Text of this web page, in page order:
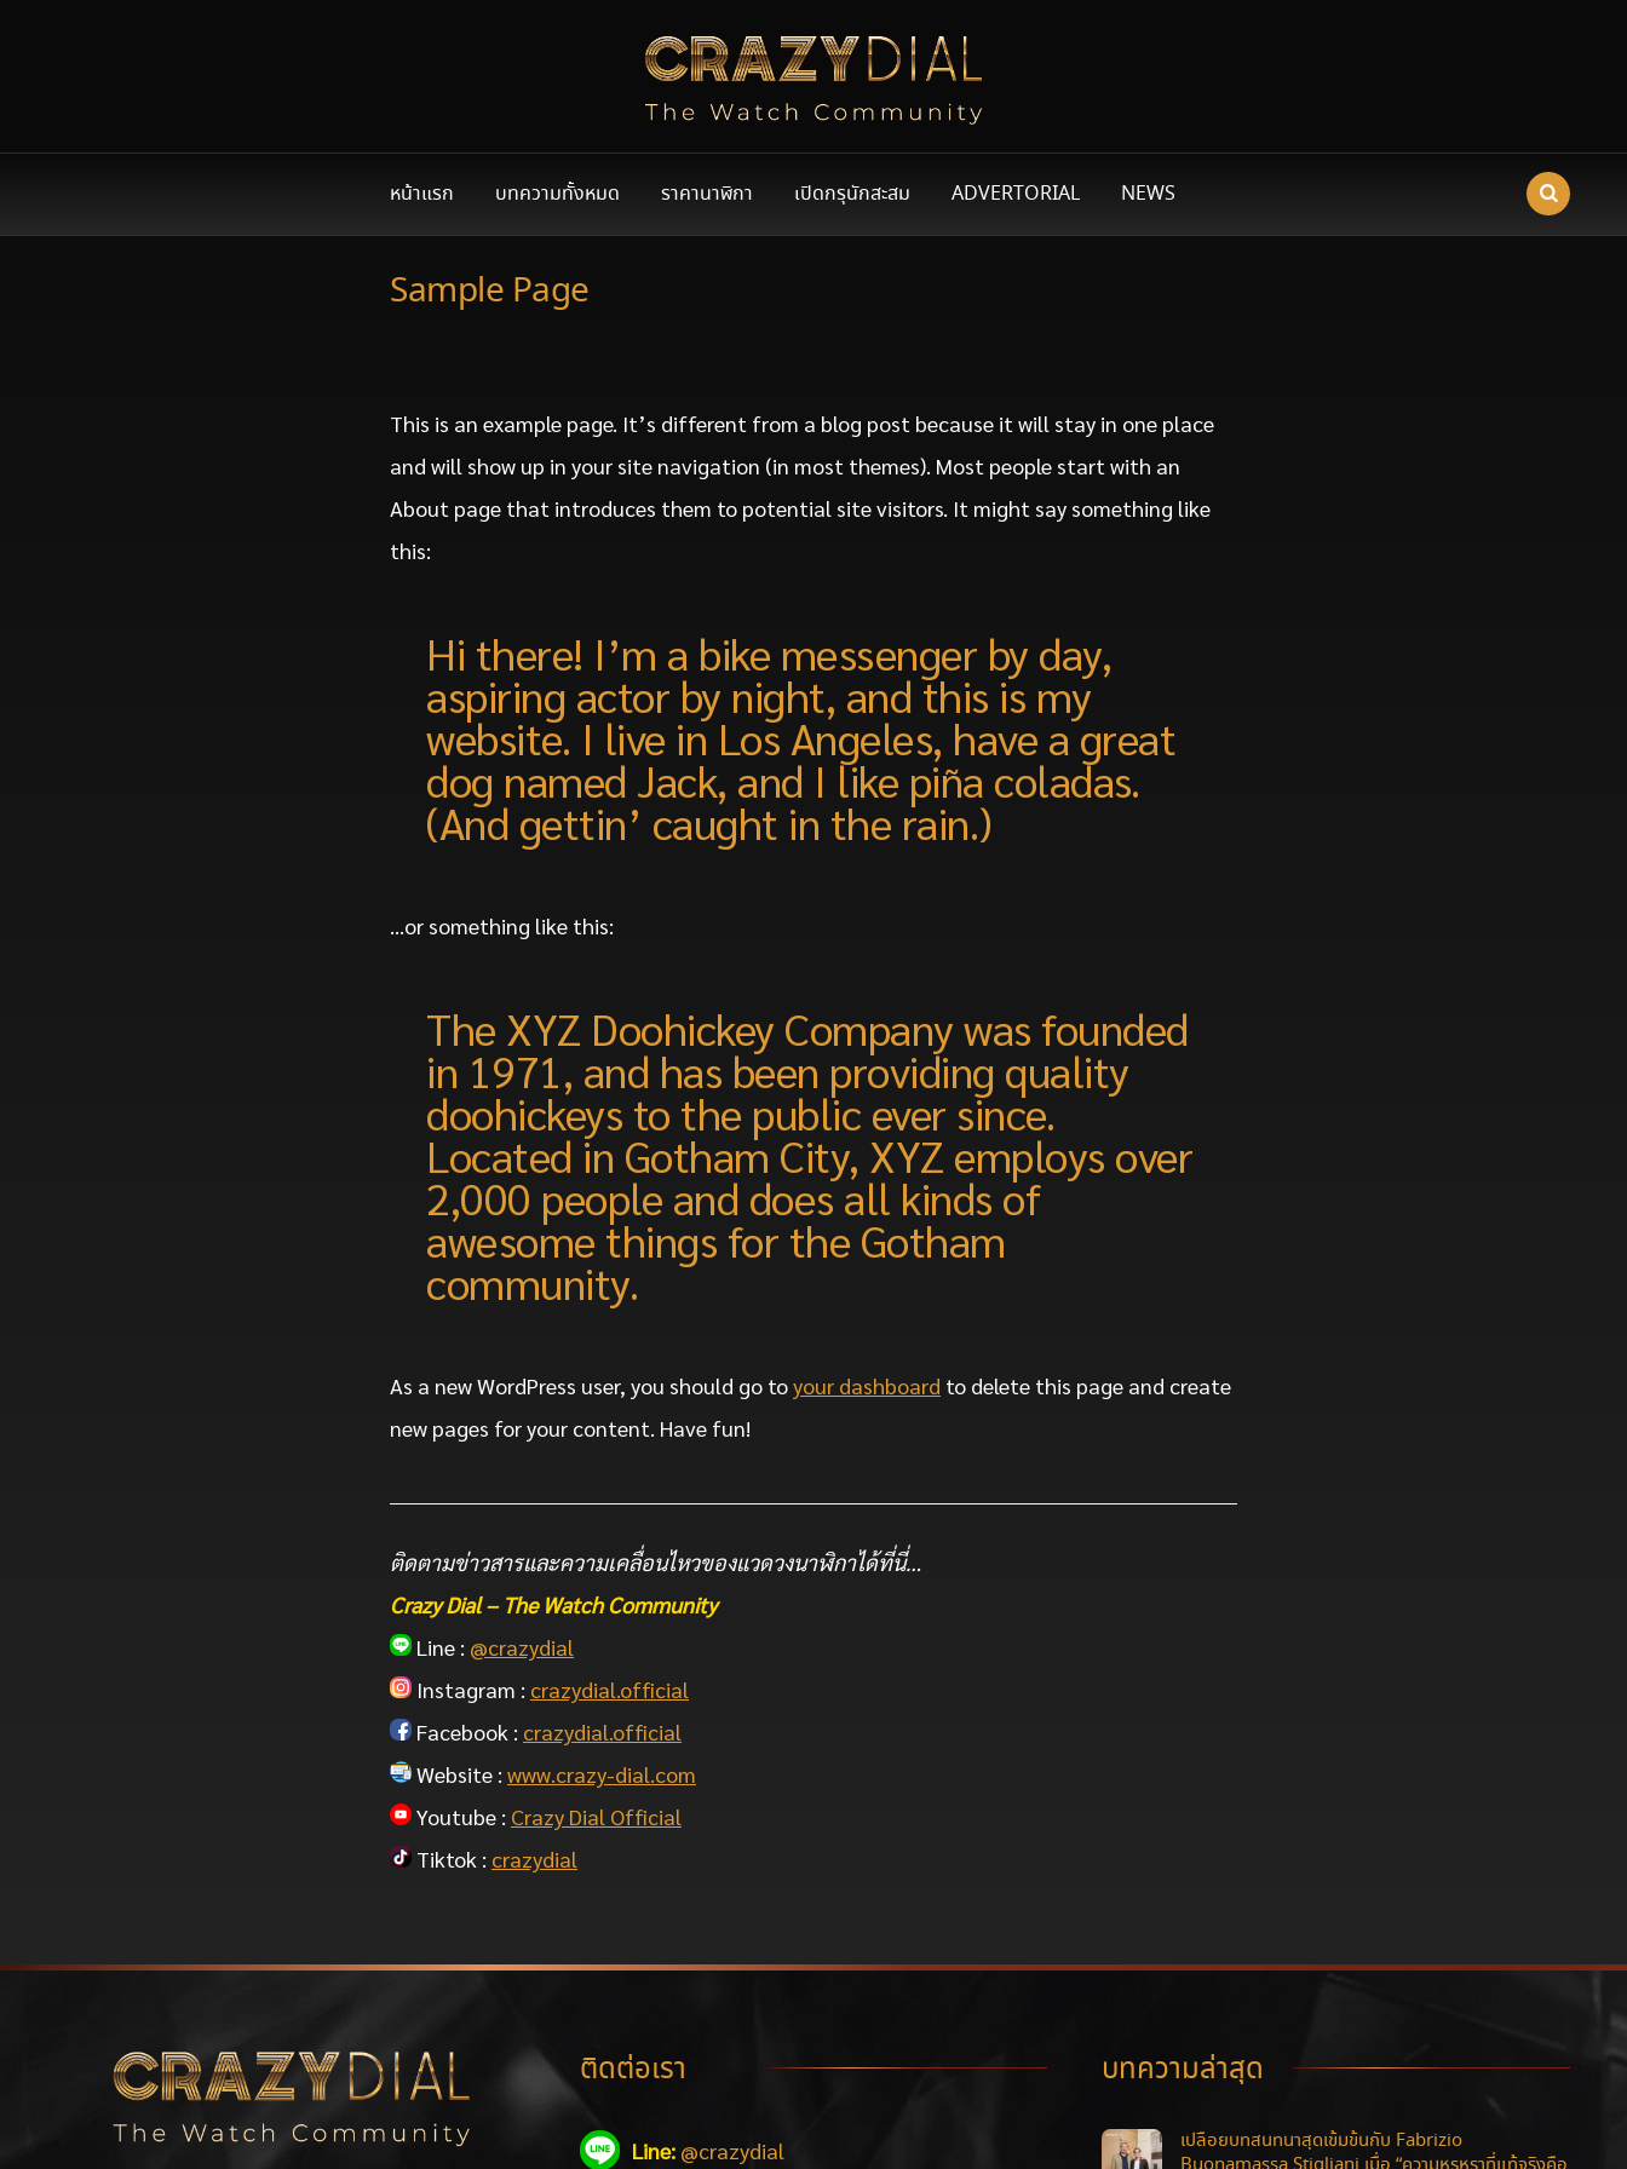
หน้าแรก บทความทั้งหมด ราคานาฬิกา เปิดกรุนักสะสม ADVERTORIAL NEWS
Sample Page
This is an example page. It’s different from a blog post because it will stay in one place
and will show up in your site navigation (in most themes). Most people start with an
About page that introduces them to potential site visitors. It might say something like
this:
Hi there! I’m a bike messenger by day,
aspiring actor by night, and this is my
website. I live in Los Angeles, have a great
dog named Jack, and I like piña coladas.
(And gettin’ caught in the rain.)
…or something like this:
The XYZ Doohickey Company was founded
in 1971, and has been providing quality
doohickeys to the public ever since.
Located in Gotham City, XYZ employs over
2,000 people and does all kinds of
awesome things for the Gotham
community.
As a new WordPress user, you should go toyour dashboard to delete this page and create
new pages for your content. Have fun!
ติดตามข่าวสารและความเคลื่อนไหวของแวดวงนาฬิกาได้ที่นี่…
Crazy Dial – The Watch Community
Line : @crazydial
Instagram : crazydial.official
Facebook : crazydial.official
Website : www.crazy-dial.com
Youtube : Crazy Dial Official
Tiktok : crazydial
ติดต่อเรา
Line: @crazydial
บทความล่าสุด
เปลือยบทสนทนาสุดเข้มข้นกับ Fabrizio